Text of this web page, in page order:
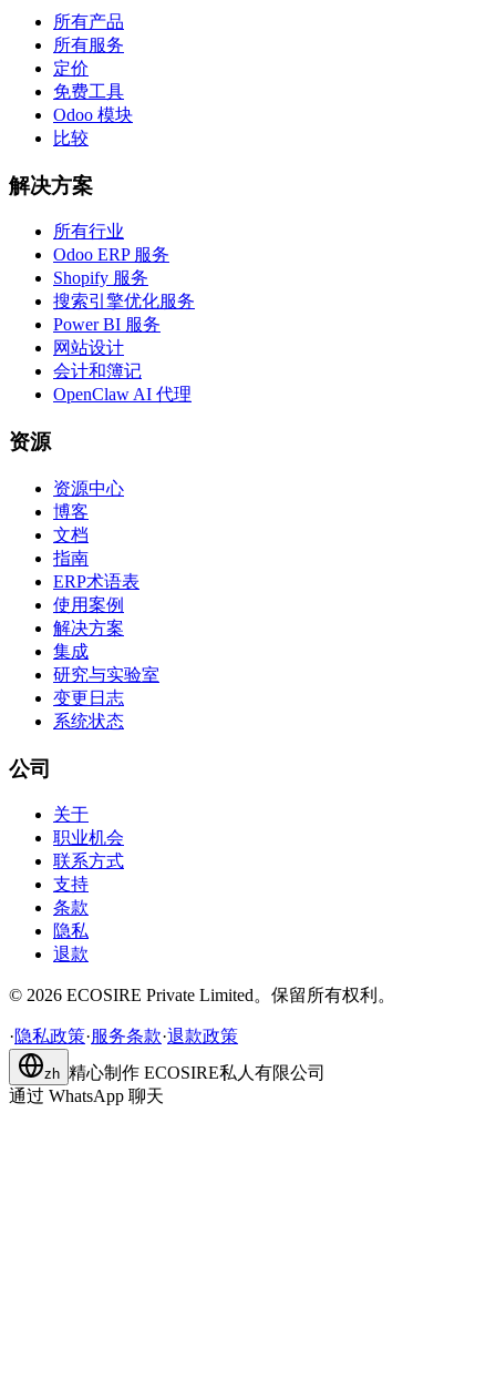
所有产品
所有服务
定价
免费工具
Odoo 模块
比较
解决方案
所有行业
Odoo ERP 服务
Shopify 服务
搜索引擎优化服务
Power BI 服务
网站设计
会计和簿记
OpenClaw AI 代理
资源
资源中心
博客
文档
指南
ERP术语表
使用案例
解决方案
集成
研究与实验室
变更日志
系统状态
公司
关于
职业机会
联系方式
支持
条款
隐私
退款
© 2026 ECOSIRE Private Limited。保留所有权利。
·隐私政策·服务条款·退款政策
zh 精心制作 ECOSIRE私人有限公司
通过 WhatsApp 聊天